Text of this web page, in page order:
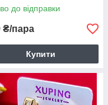
до відправки
₴/пара
Купити